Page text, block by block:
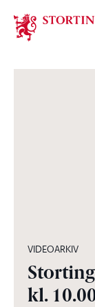
VIDEOARKIV
kl.